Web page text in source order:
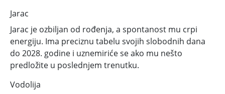
Jarac
Jarac je ozbiljan od rođenja, a spontanost mu crpi
energiju. Ima preciznu tabelu svojih slobodnih dana
do 2028. godine i uznemiriće se ako mu nešto
predložite u poslednjem trenutku.
Vodolija